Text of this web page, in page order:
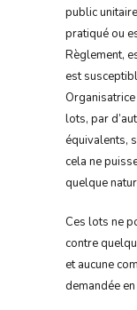
public
pratiqué ou
Règlement,
est
lots, par
équivalents,
cela ne
quelque
Ces lots ne
contre
et aucune
demandée